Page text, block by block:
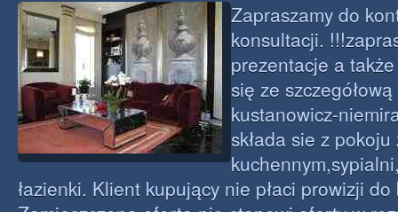
Zapraszamy do
konsultacji.
prezentacje a
się ze
kustanowicz-
składa sie z
łazienki. Klient kupujący nie płaci prowizji